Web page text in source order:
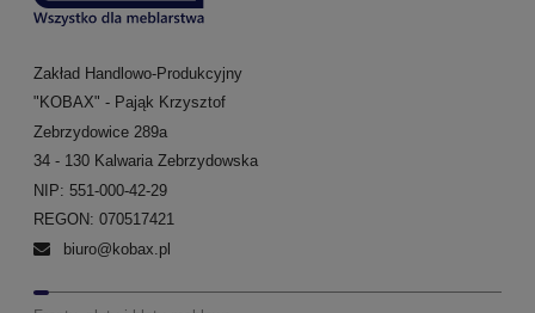
Zakład Handlowo-Produkcyjny
"KOBAX" - Pająk Krzysztof
Zebrzydowice 289a
34 - 130 Kalwaria Zebrzydowska
NIP: 551-000-42-29
REGON: 070517421
biuro@kobax.pl